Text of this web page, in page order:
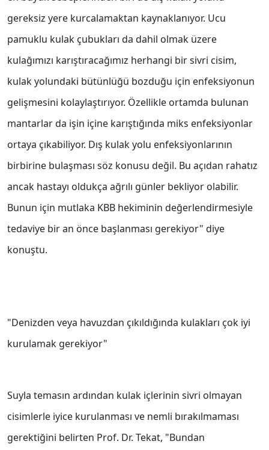
gereksiz yere kurcalamaktan kaynaklanıyor. Ucu
pamuklu kulak çubukları da dahil olmak üzere
kulağımızı karıştıracağımız herhangi bir sivri cisim,
kulak yolundaki bütünlüğü bozduğu için enfeksiyonun
gelişmesini kolaylaştırıyor. Özellikle ortamda bulunan
mantarlar da işin içine karıştığında miks enfeksiyonlar
ortaya çıkabiliyor. Dış kulak yolu enfeksiyonlarının
birbirine bulaşması söz konusu değil. Bu açıdan rahatız
ancak hastayı oldukça ağrılı günler bekliyor olabilir.
Bunun için mutlaka KBB hekiminin değerlendirmesiyle
tedaviye bir an önce başlanması gerekiyor" diye
konuştu.
"Denizden veya havuzdan çıkıldığında kulakları çok iyi
kurulamak gerekiyor"
Suyla temasın ardından kulak içlerinin sivri olmayan
cisimlerle iyice kurulanması ve nemli bırakılmaması
gerektiğini belirten Prof. Dr. Tekat, "Bundan